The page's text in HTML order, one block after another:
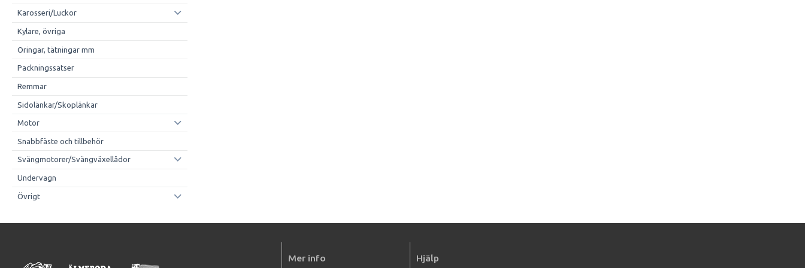
Karosseri/Luckor
Kylare, övriga
Oringar, tätningar mm
Packningssatser
Remmar
Sidolänkar/Skoplänkar
Motor
Snabbfäste och tillbehör
Svängmotorer/Svängväxellådor
Undervagn
Övrigt
Mer info Hjälp